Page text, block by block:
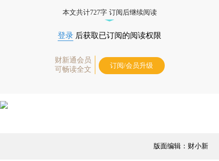
本文共计727字 订阅后继续阅读
登录 后获取已订阅的阅读权限
财新通会员
可畅读全文
订阅/会员升级
版面编辑：财小新